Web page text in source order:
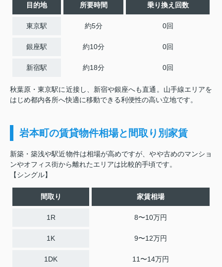
目的地 所要時間 乗り換え回数
東京駅 約5分 0回
銀座駅 約10分 0回
新宿駅 約18分 0回
秋葉原・東京駅に近接し、新宿や銀座へも直通。山手線エリアを
はじめ都内各所へ快適に移動できる利便性の高い立地です。
岩本町の賃貸物件相場と間取り別家賃
新築・築浅や駅近物件は相場が高めですが、やや古めのマンショ
ンやオフィス街から離れたエリアは比較的手頃です。
【シングル】
間取り 家賃相場
1R 8〜10万円
1K 9〜12万円
1DK 11〜14万円